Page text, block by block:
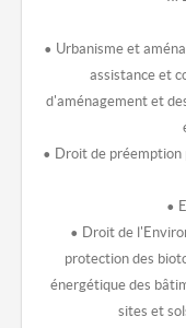
• Urbanisme et
assistance et
d'aménagement et
• Droit de
•
• Droit de
protection des
énergétique des
sites et